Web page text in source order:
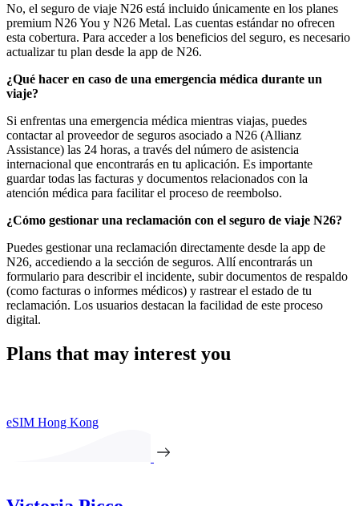
No, el seguro de viaje N26 está incluido únicamente en los planes
premium N26 You y N26 Metal. Las cuentas estándar no ofrecen
esta cobertura. Para acceder a los beneficios del seguro, es necesario
actualizar tu plan desde la app de N26.
¿Qué hacer en caso de una emergencia médica durante un
viaje?
Si enfrentas una emergencia médica mientras viajas, puedes
contactar al proveedor de seguros asociado a N26 (Allianz
Assistance) las 24 horas, a través del número de asistencia
internacional que encontrarás en tu aplicación. Es importante
guardar todas las facturas y documentos relacionados con la
atención médica para facilitar el proceso de reembolso.
¿Cómo gestionar una reclamación con el seguro de viaje N26?
Puedes gestionar una reclamación directamente desde la app de
N26, accediendo a la sección de seguros. Allí encontrarás un
formulario para describir el incidente, subir documentos de respaldo
(como facturas o informes médicos) y rastrear el estado de tu
reclamación. Los usuarios destacan la facilidad de este proceso
digital.
Plans that may interest you
eSIM Hong Kong